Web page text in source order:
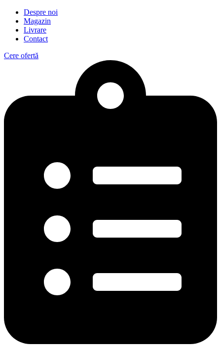
Despre noi
Magazin
Livrare
Contact
Cere ofertă